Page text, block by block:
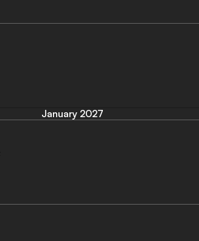
January 2027